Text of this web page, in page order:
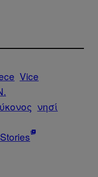
Vice
νησί